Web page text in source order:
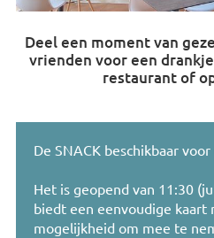
Deel een moment van
vrienden voor een
restaurant of
De SNACK beschikbaar
Het is geopend van 11:30
biedt een eenvoudige kaart
mogelijkheid om mee te